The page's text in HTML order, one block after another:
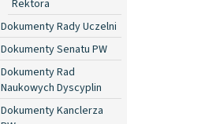
Rektora
Dokumenty Rady Uczelni
Dokumenty Senatu PW
Dokumenty Rad
Naukowych Dyscyplin
Dokumenty Kanclerza